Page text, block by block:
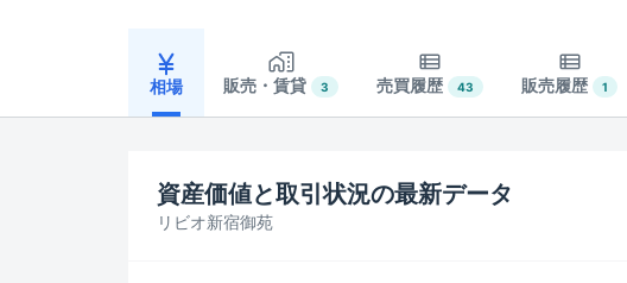
相場 販売・賃貸 3 売買履歴 43 販売履歴 1
リビオ新宿御苑
資産価値と取引状況の最新データ